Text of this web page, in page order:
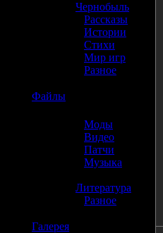
Чернобыль
Рассказы
Истории
Стихи
Мир игр
Разное
Файлы
Моды
Видео
Патчи
Музыка
Литература
Разное
Галерея